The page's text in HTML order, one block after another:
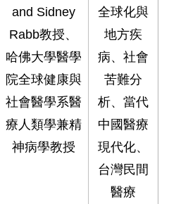
and Sidney
Rabb教授、
哈佛大學醫學
院全球健康與
社會醫學系醫
療人類學兼精
神病學教授
全球化與
地方疾
病、社會
苦難分
析、當代
中國醫療
現代化、
台灣民間
醫療